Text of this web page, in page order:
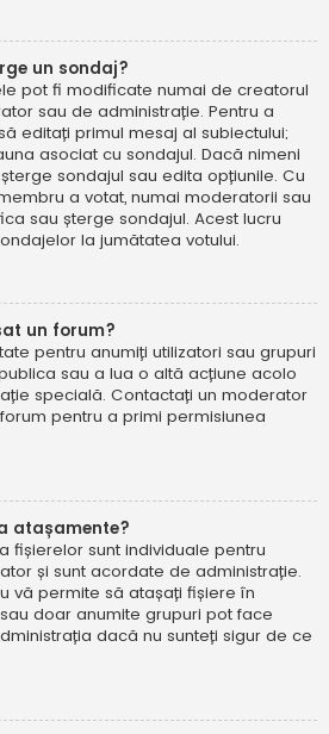
un sondaj?
pot fi modificate numai de creatorul
sau de administrație. Pentru a
editați primul mesaj al subiectului;
asociat cu sondajul. Dacă nimeni
sondajul sau edita opțiunile. Cu
a votat, numai moderatorii sau
sau șterge sondajul. Acest lucru
la jumătatea votului.
un forum?
pentru anumiți utilizatori sau grupuri
sau a lua o altă acțiune acolo
specială. Contactați un moderator
pentru a primi permisiunea
atașamente?
fișierelor sunt individuale pentru
și sunt acordate de administrație.
vă permite să atașați fișiere în
doar anumite grupuri pot face
dacă nu sunteți sigur de ce